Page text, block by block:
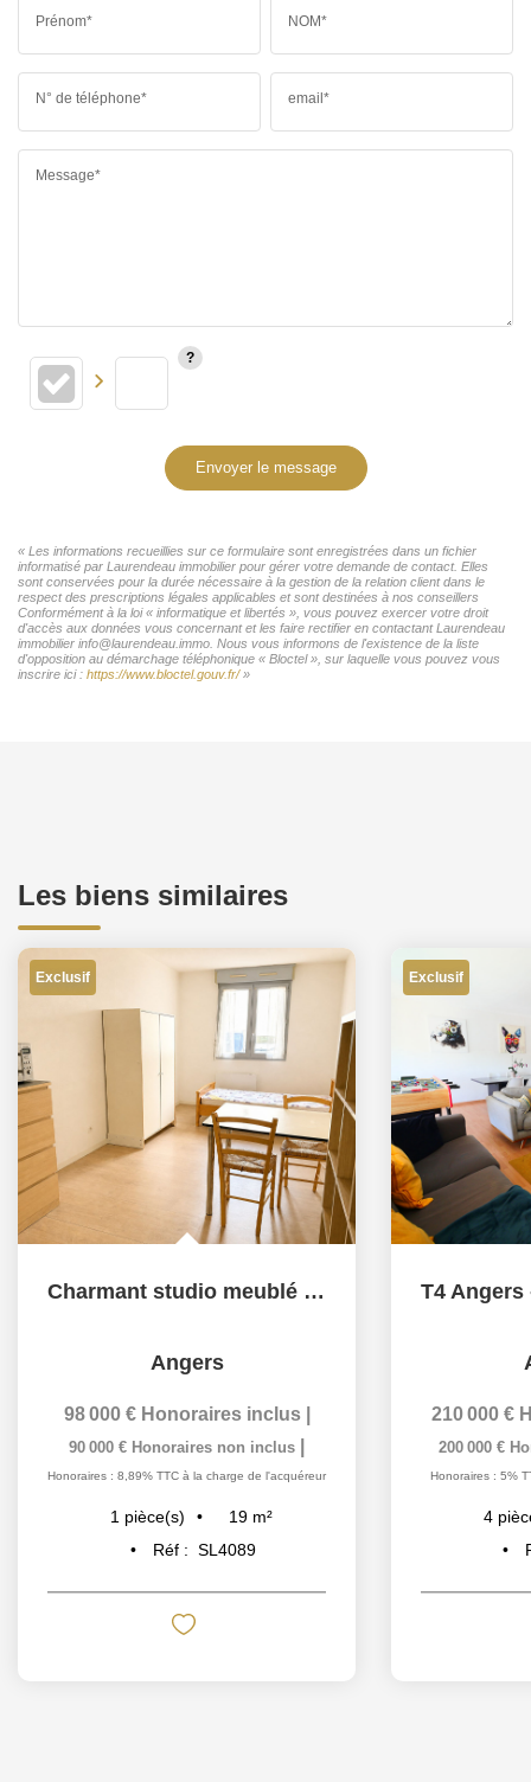
Prénom* NOM*
N° de téléphone* email*
Message*
Envoyer le message
« Les informations recueillies sur ce formulaire sont enregistrées dans un fichier
informatisé par Laurendeau immobilier pour gérer votre demande de contact. Elles
sont conservées pour la durée nécessaire à la gestion de la relation client dans le
respect des prescriptions légales applicables et sont destinées à nos conseillers
Conformément à la loi « informatique et libertés », vous pouvez exercer votre droit
d'accès aux données vous concernant et les faire rectifier en contactant Laurendeau
immobilier info@laurendeau.immo. Nous vous informons de l'existence de la liste
d'opposition au démarchage téléphonique « Bloctel », sur laquelle vous pouvez vous
inscrire ici : https://www.bloctel.gouv.fr/»
Les biens similaires
Exclusif
Charmant studio meublé à vendre à Angers Gare -
Angers
98 000 € Honoraires inclus
90 000 € Honoraires non inclus
Honoraires : 8,89% TTC à la charge de l'acquéreur
1 pièce(s) 19 m²
Réf : SL4089
Exclusif
210 000 €
200 000 €
Honoraires : 5%
4